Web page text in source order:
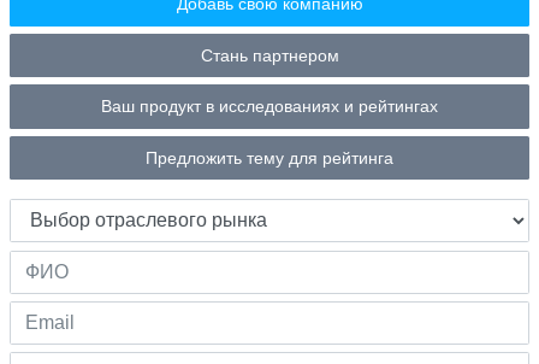
Стань партнером
Ваш продукт в исследованиях и рейтингах
Предложить тему для рейтинга